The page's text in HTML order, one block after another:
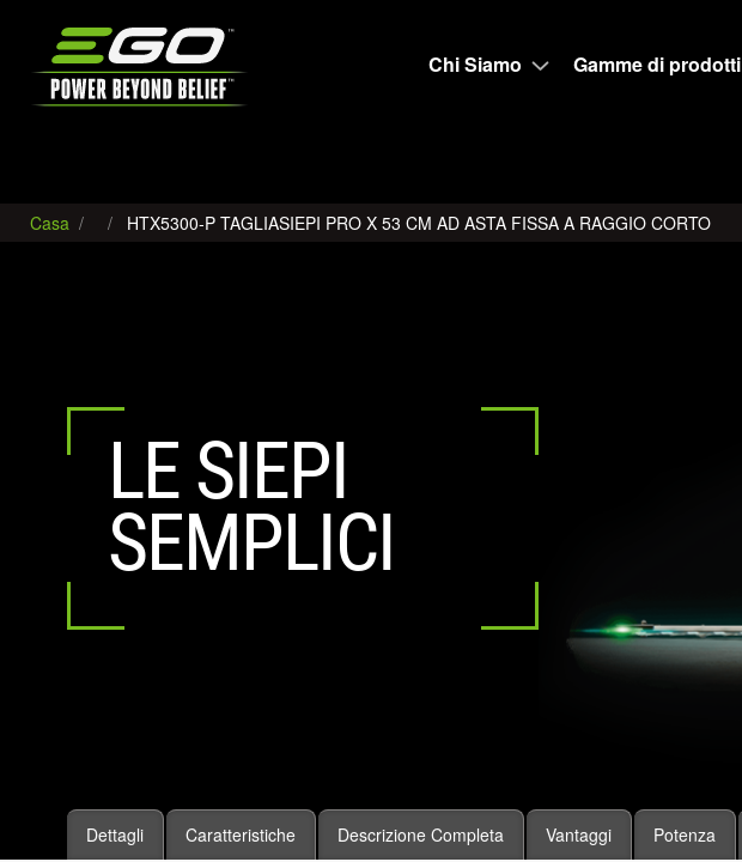
Chi Siamo
Gamme di prodotti
Casa HTX5300-P TAGLIASIEPI PRO X 53 CM AD ASTA FISSA A RAGGIO CORTO
LE SIEPI
SEMPLICI
Dettagli Caratteristiche Descrizione Completa Vantaggi Potenza